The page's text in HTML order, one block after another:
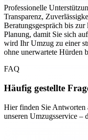
Professionelle
Transparenz,
Beratungsgespräch bis
Planung, damit Sie sich
wird Ihr Umzug zu einer
ohne unerwartete Hürden
FAQ
Häufig gestellte
Hier finden Sie Antworten
unseren Umzugsservice –